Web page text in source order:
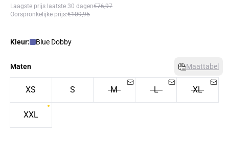
Laagste prijs laatste 30 dagen€76,97
Oorspronkelijke prijs:€109,95
Kleur: Blue Dobby
Maten Maattabel
XS S M L XL
XXL